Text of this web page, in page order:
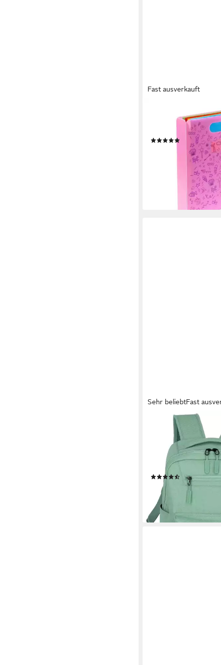
Fast ausverkauft
Hefter Heftbox mit
transparent, bis DIN
lieferbar - in 2-3
Sehr beliebtFast
TRAVELITE
Freizeitrucksack
mit 13-Zoll
gepolstertem
Freizeit, Arbeit und
(550)
ab 29,95 €
lieferbar - in 3-5